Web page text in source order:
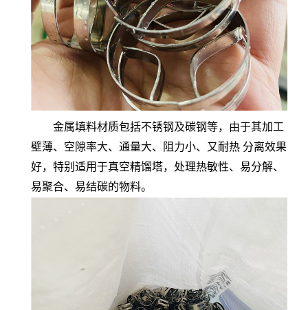
金属填料材质包括不锈钢及碳钢等，由于其加工
壁薄、空隙率大、通量大、阻力小、又耐热 分离效果
好，特别适用于真空精馏塔，处理热敏性、易分解、
易聚合、易结碳的物料。